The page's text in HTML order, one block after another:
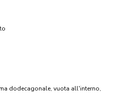
dodecagonale, vuota all'interno,